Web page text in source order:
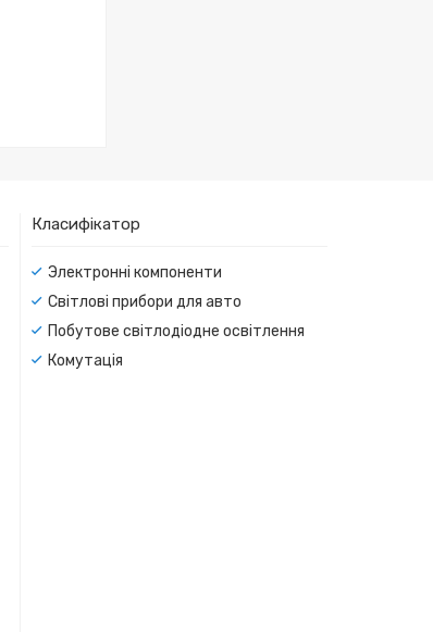
Класифікатор
Электронні компоненти
Світлові прибори для авто
Побутове світлодіодне освітлення
Комутація